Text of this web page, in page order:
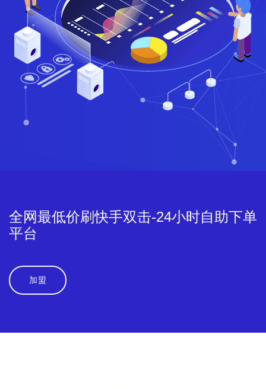
全网最低价刷快手双击-24小时自助下单
平台
加盟